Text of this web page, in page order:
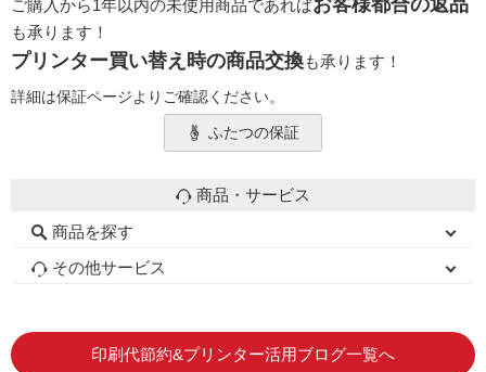
ご購入から1年以内の未使用商品であれば
も承ります！
プリンター買い替え時の商品交換も承ります！
詳細は保証ページよりご確認ください。
ふたつの保証
商品・サービス
商品を探す
初心者用セット
キャノンインク
エプソンインク
ブラザーインク
詰め替えインク
互換インクボトル
互換インクカートリッジ
再生インクカートリッジ
トナーカートリッジ
その他サービス
印刷代節約&プリンター活用ブログ一覧へ